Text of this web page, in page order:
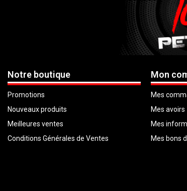
Notre boutique
Promotions
Nouveaux produits
Meilleures ventes
Conditions Générales de Ventes
Mon
Mes
Mes avoirs
Mes
Mes bons